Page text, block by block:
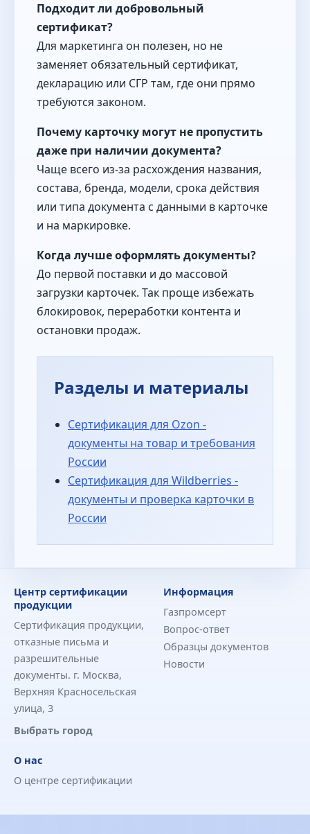
Подходит ли добровольный
сертификат?
Для маркетинга он полезен, но не
заменяет обязательный сертификат,
декларацию или СГР там, где они прямо
требуются законом.
Почему карточку могут не пропустить
даже при наличии документа?
Чаще всего из-за расхождения названия,
состава, бренда, модели, срока действия
или типа документа с данными в карточке
и на маркировке.
Когда лучше оформлять документы?
До первой поставки и до массовой
загрузки карточек. Так проще избежать
блокировок, переработки контента и
остановки продаж.
Разделы и материалы
Сертификация для Ozon -
документы на товар и требования
России
Сертификация для Wildberries -
документы и проверка карточки в
России
Центр сертификации
продукции
Сертификация продукции,
отказные письма и
разрешительные
документы. г. Москва,
Верхняя Красносельская
улица, 3
Выбрать город
Информация
Газпромсерт
Вопрос-ответ
Образцы документов
Новости
О нас
О центре сертификации